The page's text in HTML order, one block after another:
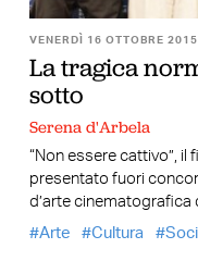
VENERDÌ 16 OTTOBRE 2015
La tragica
sotto
Serena d'Arbela
“Non essere cattivo”, il
presentato fuori
d’arte cinematografica
Arte
Cultura